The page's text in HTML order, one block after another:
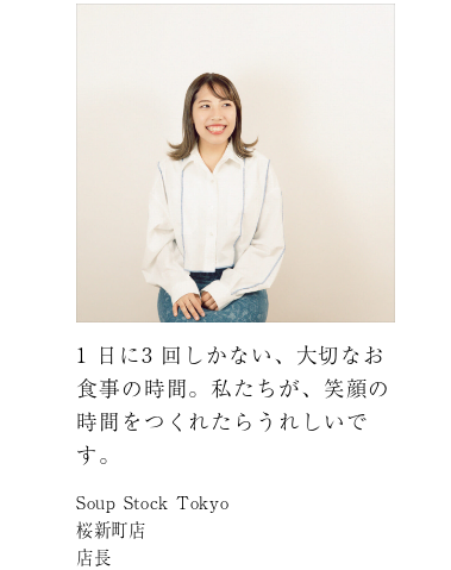
1 日に3 回しかない、大切なお
食事の時間。私たちが、笑顔の
時間をつくれたらうれしいで
す。
Soup Stock Tokyo
桜新町店
店長